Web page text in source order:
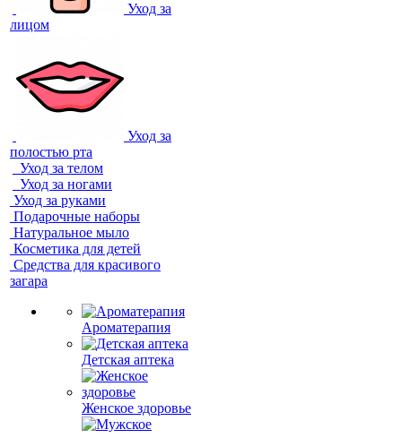
Уход за
лицом
Уход за
полостью рта
Уход за телом
Уход за ногами
Уход за руками
Подарочные наборы
Натуральное мыло
Косметика для детей
Средства для красивого
загара
Ароматерапия
Детская аптека
Женское здоровье